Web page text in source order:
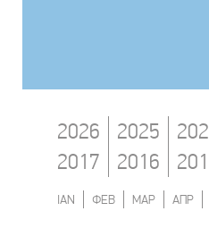
2026 2025
2017
2016
ΙΑΝ ΦΕΒ ΜΑΡ ΑΠΡ